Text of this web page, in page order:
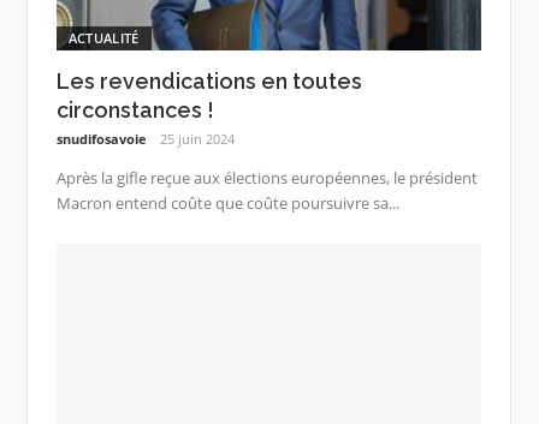
ACTUALITÉ
Les revendications en toutes
circonstances !
snudifosavoie 25 juin 2024
Après la gifle reçue aux élections européennes, le président
Macron entend coûte que coûte poursuivre sa...